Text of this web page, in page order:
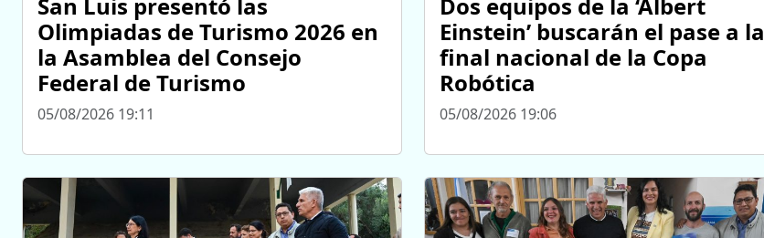
Olimpiadas de Turismo 2026 en
la Asamblea del Consejo
Federal de Turismo
05/08/2026 19:11
Einstein’ buscarán el pase a la
final nacional de la Copa
Robótica
05/08/2026 19:06